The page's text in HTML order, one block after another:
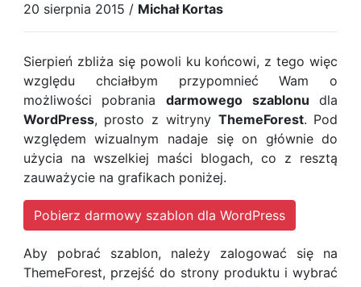
20 sierpnia 2015 / Michał Kortas
Sierpień zbliża się powoli ku końcowi, z tego więc
względu chciałbym przypomnieć Wam o
możliwości pobrania darmowego szablonu dla
WordPress, prosto z witryny ThemeForest. Pod
względem wizualnym nadaje się on głównie do
użycia na wszelkiej maści blogach, co z resztą
zauważycie na grafikach poniżej.
Pobierz darmowy szablon dla WordPress
Aby pobrać szablon, należy zalogować się na
ThemeForest, przejść do strony produktu i wybrać